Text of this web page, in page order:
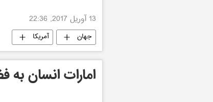
13 آوریل 2017, 22:36
جهان آمریکا
امارات انسان